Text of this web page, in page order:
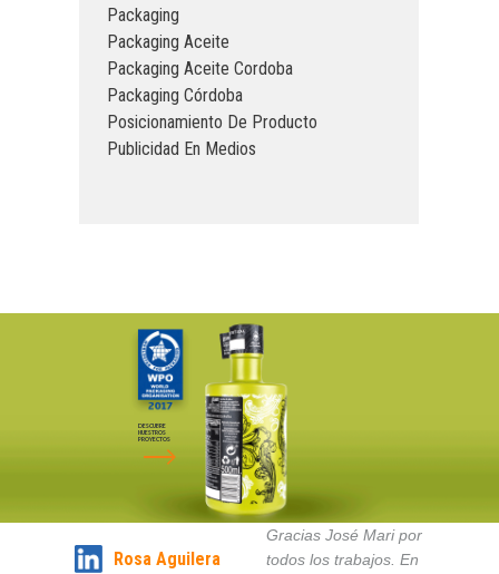
Packaging
Packaging Aceite
Packaging Aceite Cordoba
Packaging Córdoba
Posicionamiento De Producto
Publicidad En Medios
DESCUBRE
NUESTROS
PROYECTOS
Rosa Aguilera
Gracias José Mari por
todos los trabajos. En